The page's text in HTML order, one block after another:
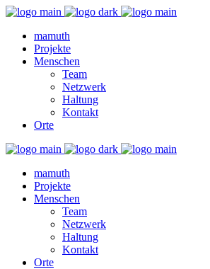
mamuth
Projekte
Menschen
Team
Netzwerk
Haltung
Kontakt
Orte
mamuth
Projekte
Menschen
Team
Netzwerk
Haltung
Kontakt
Orte